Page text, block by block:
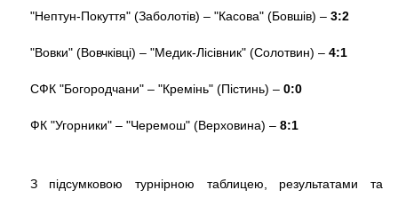
"Нептун-Покуття" (Заболотів) – "Касова" (Бовшів) – 3:2
"Вовки" (Вовчківці) – "Медик-Лісівник" (Солотвин) – 4:1
СФК "Богородчани" – "Кремінь" (Пістинь) – 0:0
ФК "Угорники" – "Черемош" (Верховина) – 8:1
З підсумковою турнірною таблицею, результатами та